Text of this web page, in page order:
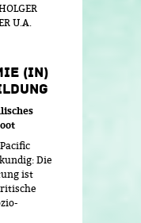
U.A.
(IN)
Die
ist